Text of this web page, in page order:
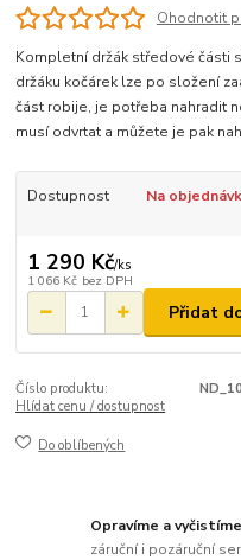
Ohodnotit
Kompletní držák středové části
držáku kočárek lze po složení
část robije, je potřeba nahradit
musí odvrtat a můžete je pak
Dostupnost Na
1 290 Kč/ks
1 066 Kč bez DPH
Přidat
Číslo produktu:
Hlídat cenu / dostupnost
Do oblíbených
Opravíme a
záruční i pozáruční